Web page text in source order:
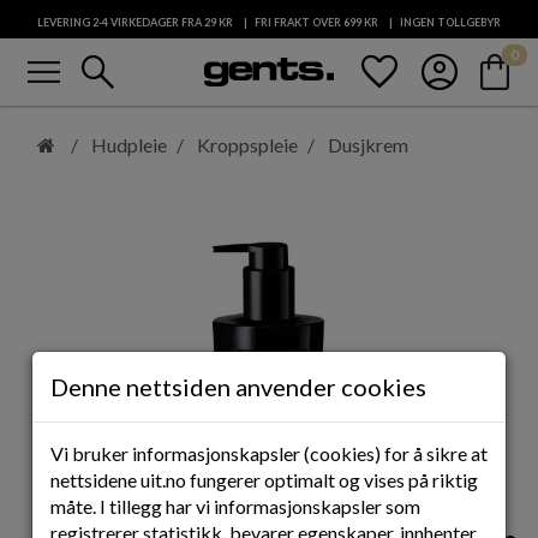
LEVERING 2-4 VIRKEDAGER FRA 29KR FRI FRAKT OVER 699KR INGEN TOLLGEBYR
KUNDESERVICE
menu search favorite account_circle shopping_bag
0
Hudpleie Kroppspleie Dusjkrem
Denne nettsiden anvender cookies
Vi bruker informasjonskapsler (cookies) for å sikre at
nettsidene uit.no fungerer optimalt og vises på riktig
måte. I tillegg har vi informasjonskapsler som
registrerer statistikk, bevarer egenskaper, innhenter